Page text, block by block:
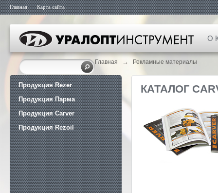
Главная Карта сайта
О
Главная → Рекламные материалы
Продукция Rezer
Продукция Парма
Продукция Carver
Продукция Rezoil
КАТАЛОГ